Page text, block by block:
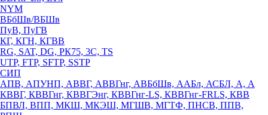
NYM
ВБбШв/ВБШв
ПуВ, ПуГВ
КГ, КГН, КГВВ
RG, SAT, DG, РК75, 3С, TS
UTP, FTP, SFTP, SSTP
СИП
АПВ, АПУНП, АВВГ, АВВГнг, АВБбШв, ААБл, АСБЛ, А, А
КВВГ, КВВГнг, КВВГЭнг, КВВГнг-LS, КВВГнг-FRLS, КВВ
БПВЛ, ВПП, МКШ, МКЭШ, МГШВ, МГТФ, ПНСВ, ППВ,